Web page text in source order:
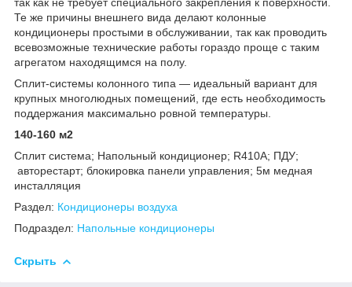
Те же причины внешнего вида делают колонные
кондиционеры простыми в обслуживании, так как проводить
всевозможные технические работы гораздо проще с таким
агрегатом находящимся на полу.
Сплит-системы колонного типа — идеальный вариант для
крупных многолюдных помещений, где есть необходимость
поддержания максимально ровной температуры.
140-160 м2
Сплит система; Напольный кондиционер; R410А; ПДУ;
авторестарт; блокировка панели управления; 5м медная
инсталляция
Раздел: Кондиционеры воздуха
Подраздел: Напольные кондиционеры
Скрыть